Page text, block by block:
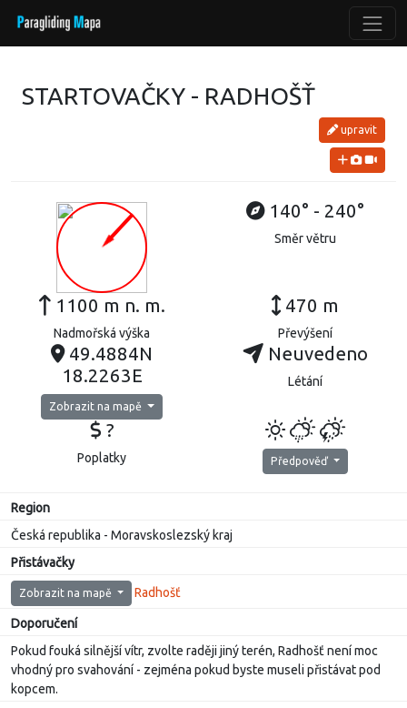
STARTOVAČKY - RADHOŠŤ
upravit
140° - 240°
Směr větru
1100 m n. m.
Nadmořská výška
470 m
Převýšení
49.4884N
18.2263E
Zobrazit na mapě
Neuvedeno
Létání
?
Poplatky Předpověď
Region
Česká republika - Moravskoslezský kraj
Přistávačky
Zobrazit na mapě Radhošť
Doporučení
Pokud fouká silnější vítr, zvolte raději jiný terén, Radhošť není moc
vhodný pro svahování - zejména pokud byste museli přistávat pod
kopcem.